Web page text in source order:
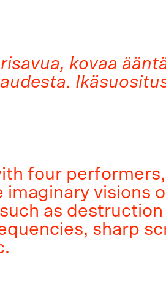
kovaa
four
imaginary visions
as destruction
sharp